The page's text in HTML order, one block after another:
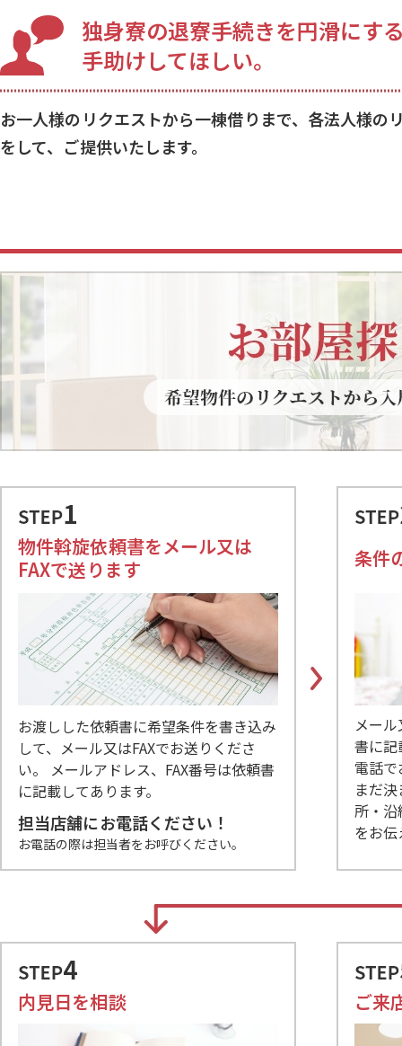
独身寮の退寮手続きを円滑にす
手助けしてほしい。
お一人様のリクエストから一棟借りまで、各法人様の
をして、ご提供いたします。
物件斡旋依頼書をメール又は
FAXで送ります
お渡しした依頼書に希望条件を書き込み
して、メール又はFAXでお送りくださ
い。 メールアドレス、FAX番号は依頼書
に記載してあります。
担当店舗にお電話ください！
お電話の際は担当者をお呼びください。
条件
メー
書に
電話
まだ
所・
をお
内見日を相談 ご来